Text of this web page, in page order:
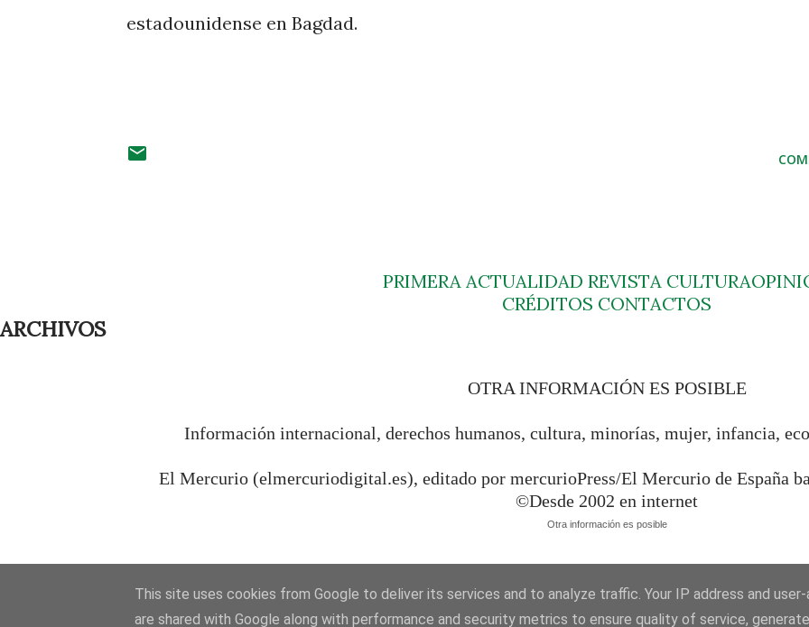
estadounidense en Bagdad.
PRIMERA ACTUALIDAD REVISTA CULTURA
CRÉDITOS CONTACTOS
ARCHIVOS
OTRA INFORMACIÓN ES POSIBLE
Información internacional, derechos humanos, cultura, minorías, mujer, infancia,
El Mercurio (elmercuriodigital.es), editado por mercurioPress/El Mercurio de España
©Desde 2002 en internet
Otra información es posible
This site uses cookies from Google to deliver its services and to analyze traffic. Your IP address and
are shared with Google along with performance and security metrics to ensure quality of service,